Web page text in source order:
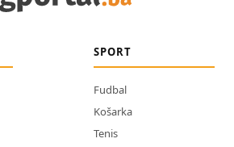
SPORT
Fudbal
Košarka
Tenis